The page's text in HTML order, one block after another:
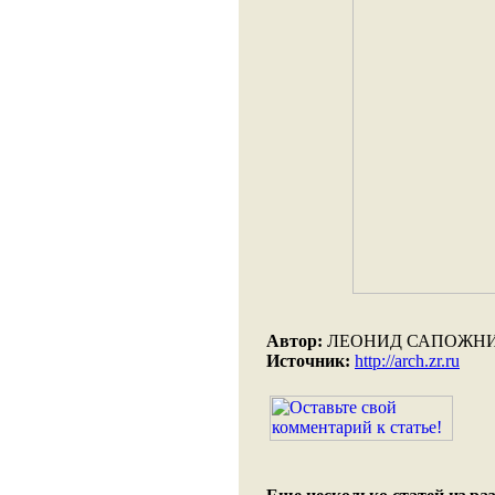
Автор: ЛЕОНИД
Источник: http://arch.zr.ru